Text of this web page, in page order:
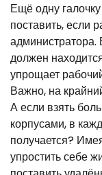
Ещё одну
поставить, если
администратора.
должен
упрощает
Важно, на
А если взять
корпусами, в
получается?
упростить себе